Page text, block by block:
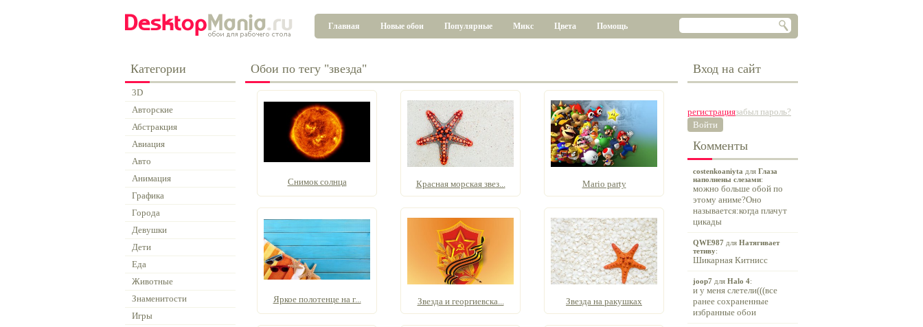
Главная Новые обои Популярные Микс Цвета Помощь
Категории
3D
Авторские
Абстракция
Авиация
Авто
Анимация
Графика
Города
Девушки
Дети
Еда
Животные
Знаменитости
Игры
Обои по тегу "звезда"
Снимок солнца Красная морская звез... Mario party
Яркое полотенце на г... Звезда и георгиевска... Звезда на ракушках
Вход на сайт
регистрациязабыл пароль?
Войти
Комменты
costenkoaniyta для Глаза
наполнены слезами:
можно больше обой по
этому аниме?Оно
называется:когда плачут
цикады
QWE987 для Натягивает
тетиву:
Шикарная Китнисс
joop7 для Halo 4:
и у меня слетели(((все
ранее сохраненные
избранные обои